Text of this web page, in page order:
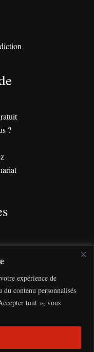
expérience de
contenu personnalisés
tout », vous
?